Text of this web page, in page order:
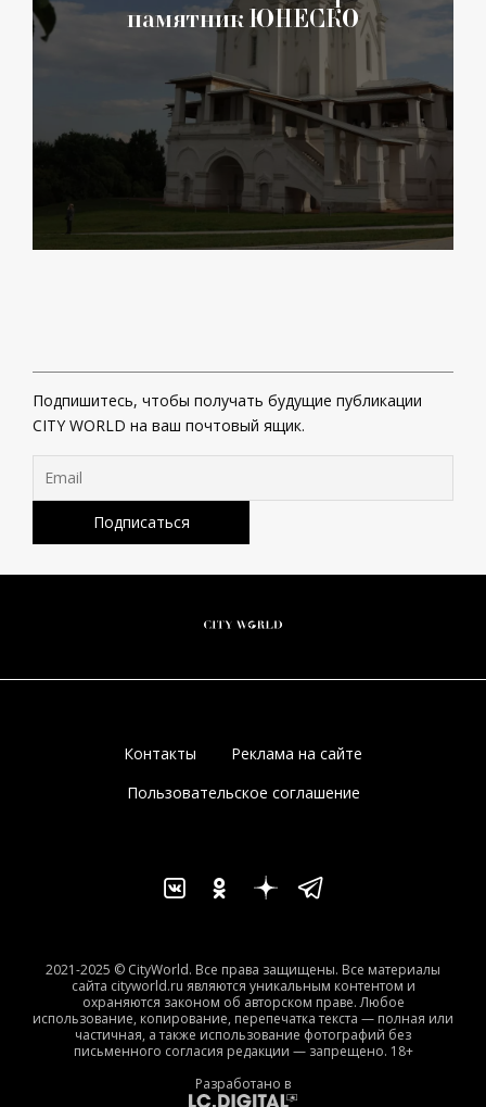
памятник ЮНЕСКО
Подпишитесь, чтобы получать будущие публикации
CITY WORLD на ваш почтовый ящик.
Контакты
Реклама на сайте
Пользовательское соглашение
2021-2025 © CityWorld. Все права защищены. Все материалы
сайта cityworld.ru являются уникальным контентом и
охраняются законом об авторском праве. Любое
использование, копирование, перепечатка текста — полная или
частичная, а также использование фотографий без
письменного согласия редакции — запрещено. 18+
Разработано в